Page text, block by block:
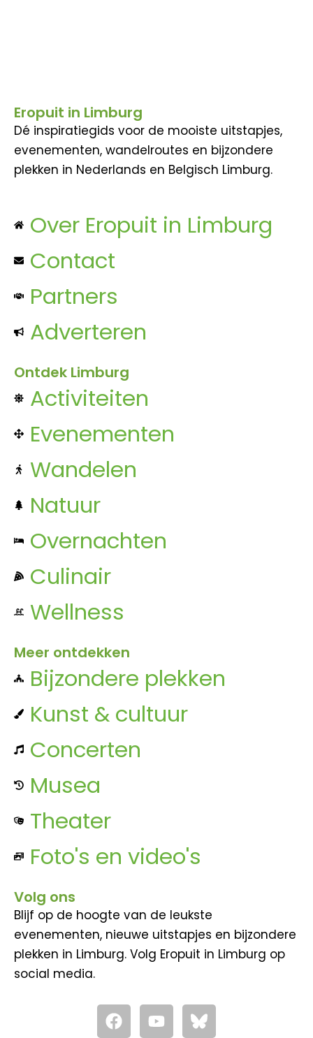
Eropuit in Limburg
Dé inspiratiegids voor de mooiste uitstapjes,
evenementen, wandelroutes en bijzondere
plekken in Nederlands en Belgisch Limburg.
Over Eropuit in Limburg
Contact
Partners
Adverteren
Ontdek Limburg
Activiteiten
Evenementen
Wandelen
Natuur
Overnachten
Culinair
Wellness
Meer ontdekken
Bijzondere plekken
Kunst & cultuur
Concerten
Musea
Theater
Foto's en video's
Volg ons
Blijf op de hoogte van de leukste
evenementen, nieuwe uitstapjes en bijzondere
plekken in Limburg. Volg Eropuit in Limburg op
social media.
F
a
Y
o